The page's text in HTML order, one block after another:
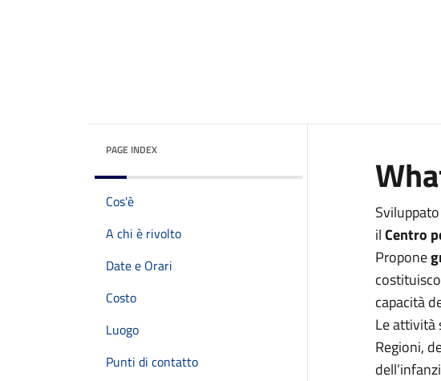
PAGE INDEX
Cos'è
A chi è rivolto
Date e Orari
Costo
Luogo
Punti di contatto
ilCentro
Propone
capacità
Le attività
Regioni,